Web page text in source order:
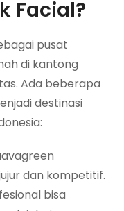
Facial?
pusat
di kantong
Ada beberapa
destinasi
dan kompetitif.
bisa